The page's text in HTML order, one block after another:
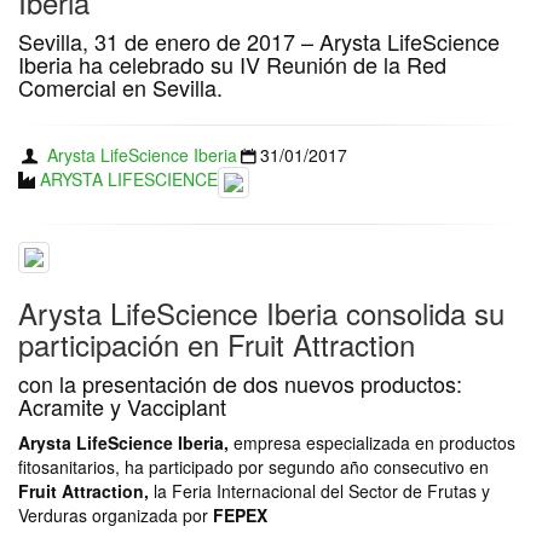
Sevilla, 31 de enero de 2017 – Arysta LifeScience
Iberia ha celebrado su IV Reunión de la Red
Comercial en Sevilla.
31/01/2017
Arysta LifeScience Iberia
ARYSTA LIFESCIENCE
Arysta LifeScience Iberia consolida su
participación en Fruit Attraction
con la presentación de dos nuevos productos:
Acramite y Vacciplant
Arysta LifeScience Iberia, empresa especializada en productos
fitosanitarios, ha participado por segundo año consecutivo en
Fruit Attraction, la Feria Internacional del Sector de Frutas y
Verduras organizada por FEPEX